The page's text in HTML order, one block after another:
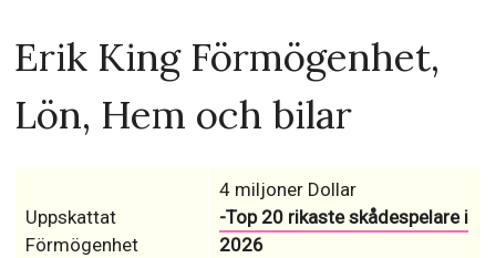
Erik King Förmögenhet,
Lön, Hem och bilar
Uppskattat
Förmögenhet
4 miljoner Dollar
-Top 20 rikaste skådespelare i
2026